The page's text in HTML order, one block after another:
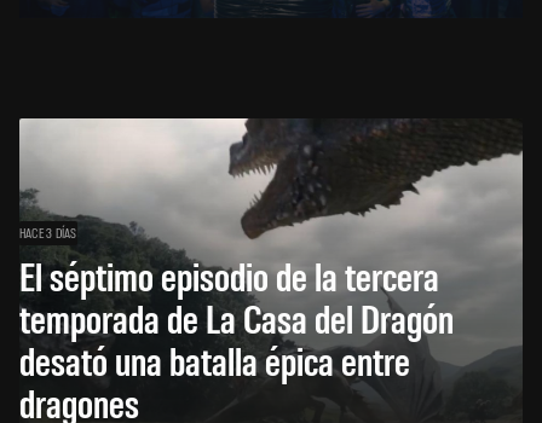
HACE 3 DÍAS
El séptimo episodio de la tercera
temporada de La Casa del Dragón
desató una batalla épica entre
dragones